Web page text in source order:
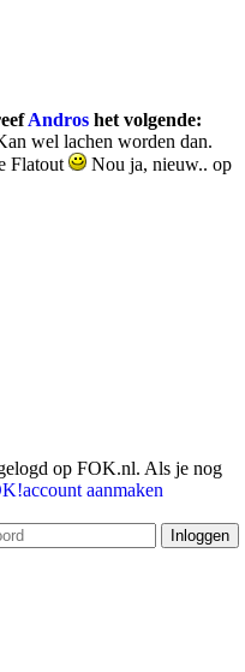
Andros het volgende:
wel lachen worden dan.
Flatout
Nou ja, nieuw.. op
op FOK.nl. Als je nog
aanmaken